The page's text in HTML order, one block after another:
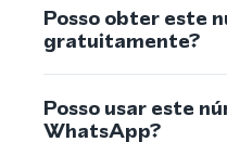
Posso obter este
gratuitamente?
Posso usar este
WhatsApp?